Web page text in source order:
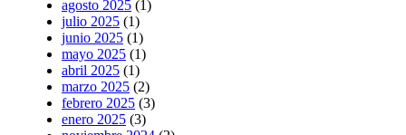
agosto 2025 (1)
julio 2025 (1)
junio 2025 (1)
mayo 2025 (1)
abril 2025 (1)
marzo 2025 (2)
febrero 2025 (3)
enero 2025 (3)